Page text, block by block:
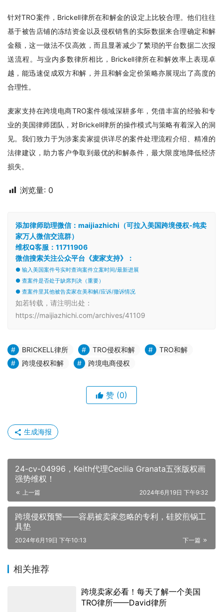
针对TRO案件，Brickell律所在和解金的设定上比较合理。他们往往
基于被告店铺的冻结资金以及侵权销售的实际数据来合理确定和解
金额，这一做法不仅高效，而且显著减少了繁琐的平台数据二次报
送流程。与业内多数律所相比，Brickell律所在和解效率上表现卓
越，能迅速促成双方和解，并且和解金定价策略亦展现出了高度的
合理性。
麦家支持在跨境电商TRO案件领域深耕多年，凭借丰富的经验和专
业的美国律师团队，对Brickell律所的操作模式与策略有着深入的洞
见。我们致力于为涉案卖家提供详尽的案件处理流程介绍、精准的
法律建议，助力客户争取到最优的和解条件，最大限度地降低经济
损失。
浏览量: 0
添加律师助理微信：maijiazhichi（可拉入美国跨境侵权-纯卖
家万人微信交流群）
维权Q客服：11711906
微信搜索关注公众平台《麦家支持》：
● 输入美国案件号实时查询案件立案时间/最新进展
● 查案件是否处于缺席判决（重要）
● 查案件里其他被告卖家在美和解/应诉/撤诉情况
如若转载，请注明出处：
https://maijiazhichi.com/archives/41109
BRICKELL律所 TRO侵权和解
TRO和解
跨境侵权和解
跨境电商侵权
赞 (0)
生成海报
24-cv-04996，Keith代理Cecilia Granata五张版权画
强势维权！
上一篇 2024年6月19日 下午9:32
跨境侵权预警——容易被卖家忽略的专利，硅胶煎锅工
具垫
下一篇
2024年6月19日 下午10:13
相关推荐
跨境卖家必看！每天了解一个美国
TRO律所——David律所